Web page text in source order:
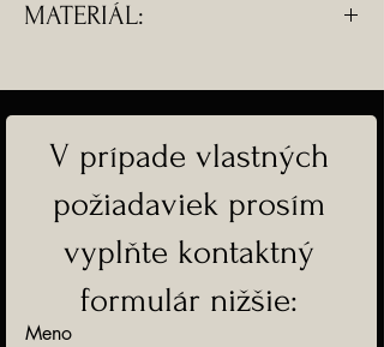
- Retiazka je dostupná na
MATERIÁL:
-Doprava ZADARMO
V prípade vlastných
požiadaviek prosím
vyplňte kontaktný
formulár nižšie:
Meno